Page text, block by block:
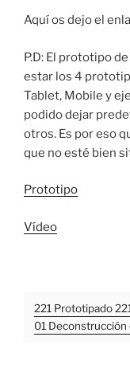
Aquí os dejo el
P.D: El prototipo
estar los 4
Tablet, Mobile y
podido dejar
otros. Es por eso
que no esté bien
Prototipo
Vídeo
221 Prototipado
01